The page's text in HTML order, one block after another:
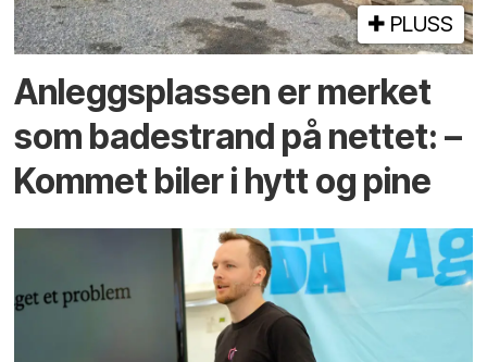
PLUSS
Anleggs­plassen er merket
som bade­strand på nettet: –
Kommet biler i hytt og pine